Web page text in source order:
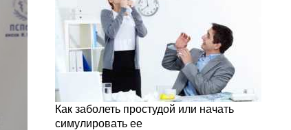
Как заболеть простудой или начать
симулировать ее